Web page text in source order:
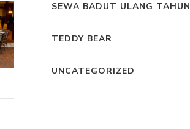
SEWA BADUT ULANG TAHUN
TEDDY BEAR
UNCATEGORIZED